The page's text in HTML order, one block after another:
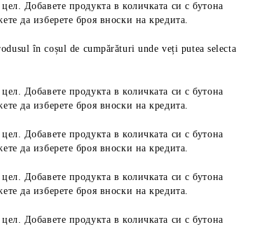
Добавете продукта в количката си с бутона
да изберете броя вноски на кредита.
în coșul de cumpărături unde veți putea selecta
Добавете продукта в количката си с бутона
да изберете броя вноски на кредита.
Добавете продукта в количката си с бутона
да изберете броя вноски на кредита.
Добавете продукта в количката си с бутона
да изберете броя вноски на кредита.
Добавете продукта в количката си с бутона